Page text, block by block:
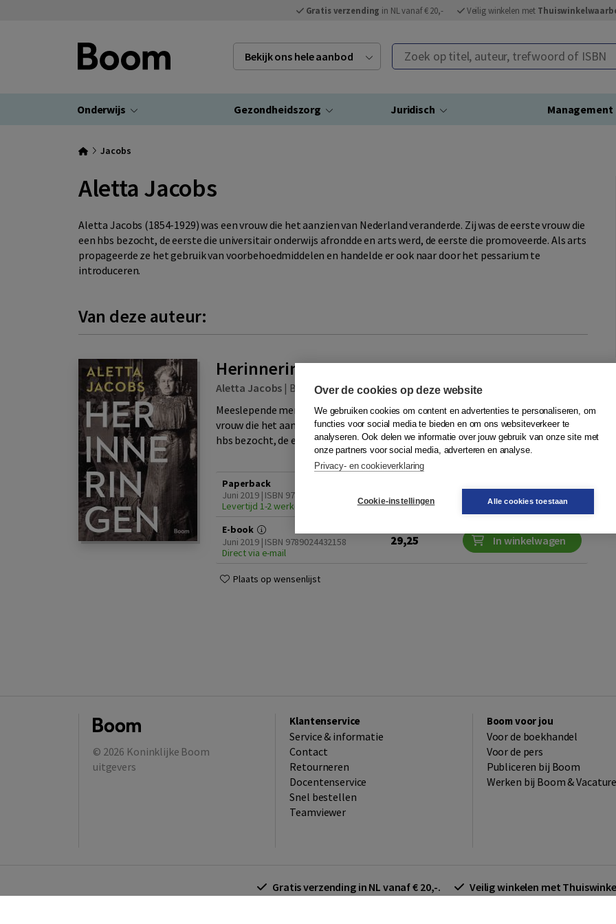
Gratis verzending in NL vanaf € 20,- Veilig winkelen met
Bekijk ons hele aanbod Zoek op titel, auteur, trefwoord of ISBN
Onderwijs Gezondheidszorg Juridisch Management
Jacobs
Aletta Jacobs
Aletta Jacobs (1854-1929) was een vrouw die het aanzien van Nederland veranderde. Zij was de eerste vrouw die
een hbs bezocht, de eerste die universitair onderwijs afrondde en arts werd, de eerste die promoveerde. Als arts
propageerde ze het gebruik van voorbehoedmiddelen en handelde er ook naar door het pessarium te
introduceren.
Van deze auteur:
Herinneringen
Aletta Jacobs | Boom
Meeslepende memoires van Aletta Jacobs Aletta Jacobs (1854-1929) was een
vrouw die het aanzien van Nederland veranderde. Zij was de eerste vrouw die een
hbs bezocht, de eerste die universitair ond... Meer
Paperback
Juni 2019 | ISBN 9789024419517
Levertijd 1-2 werkdagen
29,90 −
E-book
Juni 2019 | ISBN 9789024432158
Direct via e-mail
29,25 In winkelwagen
Plaats op wensenlijst
© 2026 Koninklijke Boom
uitgevers
Klantenservice
Service & informatie
Contact
Retourneren
Docentenservice
Snel bestellen
Teamviewer
Boom voor jou
Voor de boekhandel
Voor de pers
Publiceren bij Boom
Werken bij Boom &
Gratis verzending in NL vanaf € 20,-. Veilig winkelen met
Over de cookies op deze website
We gebruiken cookies om content en advertenties te personaliseren, om
functies voor social media te bieden en om ons websiteverkeer te
analyseren. Ook delen we informatie over jouw gebruik van onze site met
onze partners voor social media, adverteren en analyse.
Privacy- en cookieverklaring
Cookie-instellingen Alle cookies toestaan